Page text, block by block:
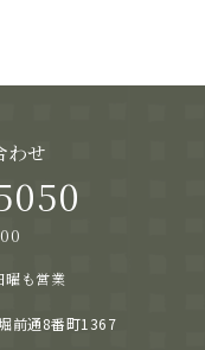
わせ
曜も営業
前通8番町1367